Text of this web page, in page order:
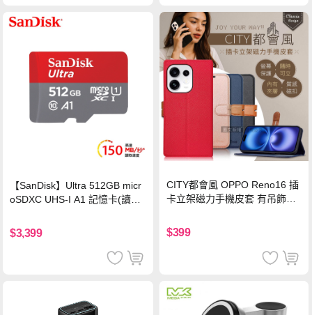
【SanDisk】Ultra 512GB micr
oSDXC UHS-I A1 記憶卡(讀取
$3,399
CITY都會風 OPPO Reno16 插
卡立架磁力手機皮套 有吊飾孔
$399